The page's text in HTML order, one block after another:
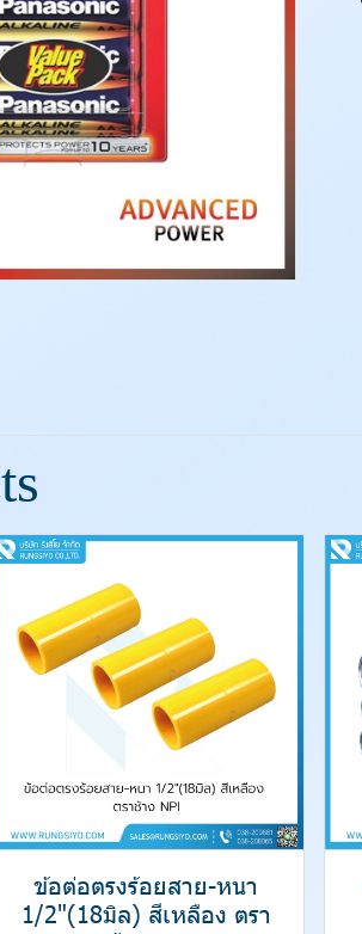
ข้อต่อตรงร้อยสาย-หนา
1/2"(18มิล) สีเหลือง ตรา